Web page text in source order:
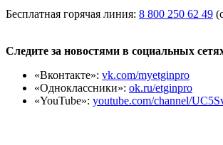
Бесплатная горячая линия: 8 800 250 62 49
Следите за новостями в социальных
«Вконтакте»: vk.com/myetginpro
«Одноклассники»: ok.ru/etginpro
«YouTube»: youtube.com/channel/